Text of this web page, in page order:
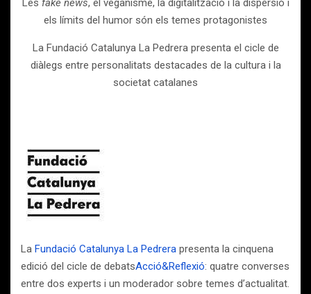
Les fake news, el veganisme, la digitalització i la dispersió i
els límits del humor són els temes protagonistes
La Fundació Catalunya La Pedrera presenta el cicle de
diàlegs entre personalitats destacades de la cultura i la
societat catalanes
La Fundació Catalunya La Pedrera presenta la cinquena
edició del cicle de debatsAcció&Reflexió: quatre converses
entre dos experts i un moderador sobre temes d’actualitat.